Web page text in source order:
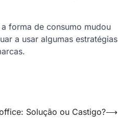
forma de consumo mudou
a usar algumas estratégias
Solução ou Castigo?⟶